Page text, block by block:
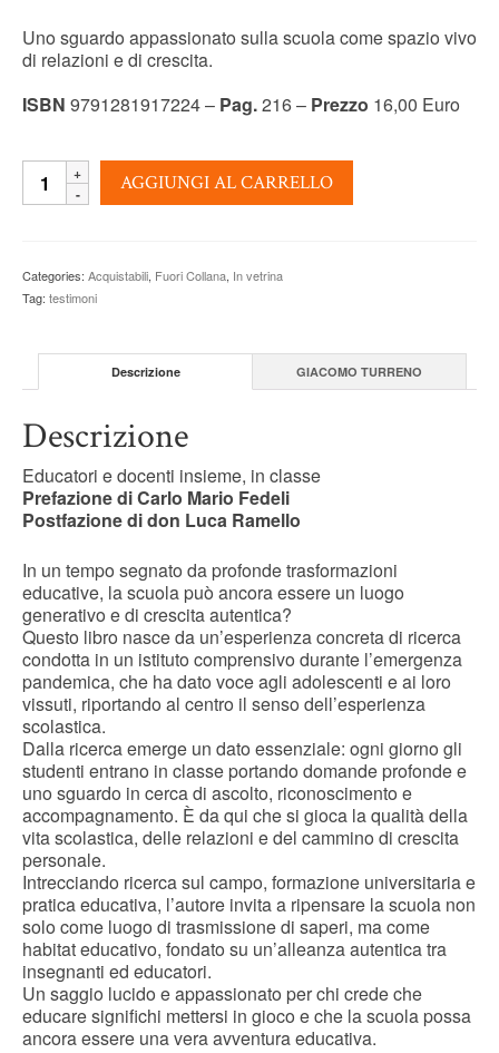
Uno sguardo appassionato sulla scuola come spazio vivo
di relazioni e di crescita.
ISBN 9791281917224 – Pag.216 – Prezzo 16,00 Euro
FARE
DELLA
AVVENTURA
EDUCATIVA
Giacomo
quantity
AGGIUNGI AL CARRELLO
Categories: Acquistabili, Fuori Collana, In vetrina
Tag: testimoni
Descrizione GIACOMO TURRENO
Descrizione
Educatori e docenti insieme, in classe
Prefazione di Carlo Mario Fedeli
Postfazione di don Luca Ramello
In un tempo segnato da profonde trasformazioni
educative, la scuola può ancora essere un luogo
generativo e di crescita autentica?
Questo libro nasce da un’esperienza concreta di ricerca
condotta in un istituto comprensivo durante l’emergenza
pandemica, che ha dato voce agli adolescenti e ai loro
vissuti, riportando al centro il senso dell’esperienza
scolastica.
Dalla ricerca emerge un dato essenziale: ogni giorno gli
studenti entrano in classe portando domande profonde e
uno sguardo in cerca di ascolto, riconoscimento e
accompagnamento. È da qui che si gioca la qualità della
vita scolastica, delle relazioni e del cammino di crescita
personale.
Intrecciando ricerca sul campo, formazione universitaria e
pratica educativa, l’autore invita a ripensare la scuola non
solo come luogo di trasmissione di saperi, ma come
habitat educativo, fondato su un’alleanza autentica tra
insegnanti ed educatori.
Un saggio lucido e appassionato per chi crede che
educare significhi mettersi in gioco e che la scuola possa
ancora essere una vera avventura educativa.